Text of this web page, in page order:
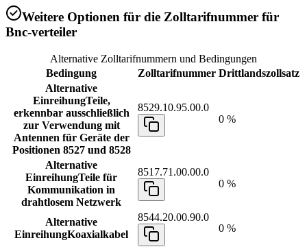
Weitere Optionen für die Zolltarifnummer für
Bnc-verteiler
Alternative Zolltarifnummern und Bedingungen
Bedingung
Zolltarifnummer Drittlandszollsatz
Alternative
EinreihungTeile,
erkennbar ausschließlich
zur Verwendung mit
Antennen für Geräte der
Positionen 8527 und 8528
8529.10.95.00.0
0 %
Alternative
EinreihungTeile für
Kommunikation in
drahtlosem Netzwerk
8517.71.00.00.0
0 %
Alternative
EinreihungKoaxialkabel
8544.20.00.90.0
0 %